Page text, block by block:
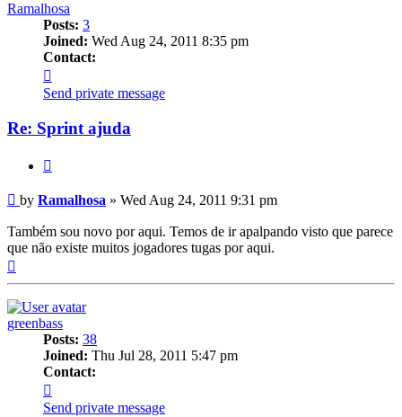
Ramalhosa
Posts: 3
Joined: Wed Aug 24, 2011 8:35 pm
Contact:
Ramalhosa
Send private message
Re: Sprint ajuda
Post
by Ramalhosa » Wed Aug 24, 2011 9:31 pm
Também sou novo por aqui. Temos de ir apalpando visto que parece
que não existe muitos jogadores tugas por aqui.
greenbass
Posts: 38
Joined: Thu Jul 28, 2011 5:47 pm
Contact:
greenbass
Send private message